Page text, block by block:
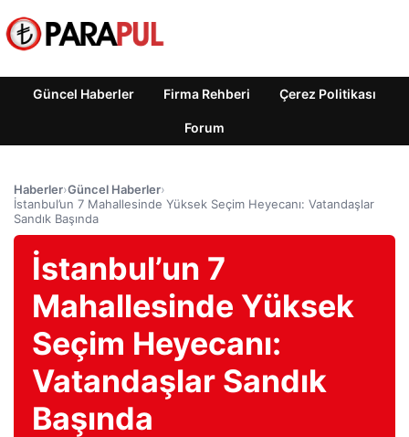
Güncel Haberler Firma Rehberi Çerez Politikası
Forum
Haberler›Güncel Haberler›
İstanbul’un 7 Mahallesinde Yüksek Seçim Heyecanı: Vatandaşlar
Sandık Başında
İstanbul’un 7
Mahallesinde Yüksek
Seçim Heyecanı:
Vatandaşlar Sandık
Başında